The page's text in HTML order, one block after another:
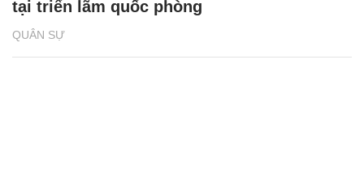
QUÂN SỰ
tại triển lãm quốc phòng